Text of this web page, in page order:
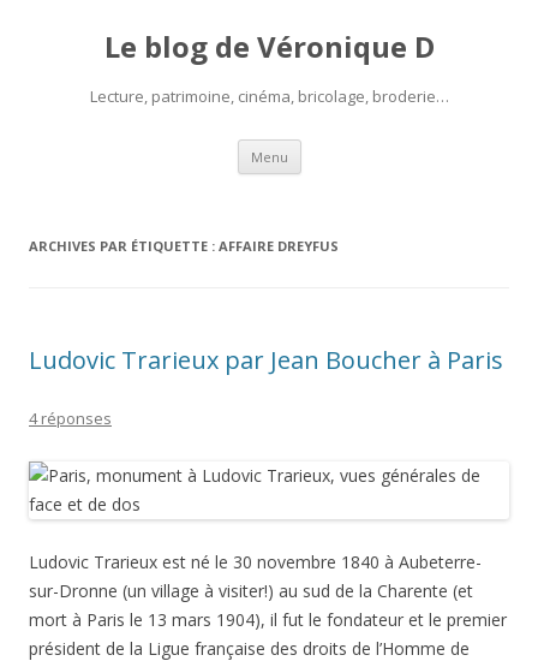
Le blog de Véronique D
Lecture, patrimoine, cinéma, bricolage, broderie…
Menu Aller
contenu
ARCHIVES PAR ÉTIQUETTE : AFFAIRE DREYFUS
Ludovic Trarieux par Jean Boucher à Paris
4 réponses
Ludovic Trarieux est né le 30 novembre 1840 à Aubeterre-
sur-Dronne (un village à visiter!) au sud de la Charente (et
mort à Paris le 13 mars 1904), il fut le fondateur et le premier
président de la Ligue française des droits de l’Homme de